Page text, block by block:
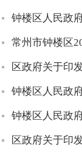
钟楼区人民政
常州市钟楼区
区政府关于印
钟楼区人民政
钟楼区人民政
区政府关于印